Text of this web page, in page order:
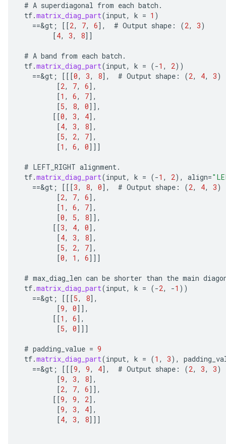
# A superdiagonal from each batch .
tf.matrix_diag_part(input, k = 1 )
==&gt ; [[2, 7, 6] , # Output shape : (2, 3)
[4, 3, 8]]
# A band from each batch .
tf.matrix_diag_part(input, k = (-1 , 2))
==&gt ; [[[0, 3, 8] , # Output shape : (2, 4, 3)
[2, 7, 6] ,
[1 , 6, 7] ,
[5, 8, 0]] ,
[[0, 3, 4] ,
[4, 3, 8] ,
[5, 2, 7] ,
[1 , 6, 0]]]
# LEFT_RIGHT alignment.
tf.matrix_diag_part(input, k = (-1 , 2), align=
==&gt ; [[[3, 8, 0] , # Output shape : (2, 4, 3)
[2, 7, 6] ,
[1 , 6, 7] ,
[0, 5, 8]] ,
[[3, 4, 0] ,
[4, 3, 8] ,
[5, 2, 7] ,
[0, 1 , 6]]]
# max_diag_len can be shorter than the main
tf.matrix_diag_part(input, k = (-2, -1 ))
==&gt ; [[[5, 8] ,
[9, 0]] ,
[[1 , 6] ,
[5, 0]]]
# padding_value = 9
tf.matrix_diag_part(input, k = (1 , 3),
==&gt ; [[[9, 9, 4] , # Output shape : (2, 3, 3)
[9, 3, 8] ,
[2, 7, 6]] ,
[[9, 9, 2] ,
[9, 3, 4] ,
[4, 3, 8]]]